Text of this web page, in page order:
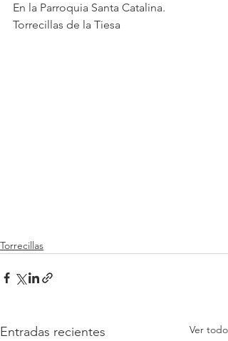
En la Parroquia Santa Catalina.
Torrecillas de la Tiesa
Torrecillas
Entradas recientes Ver todo